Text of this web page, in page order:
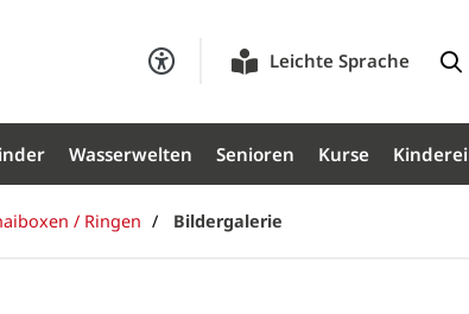
Leichte Sprache
Wasserwelten Senioren Kurse
/ Ringen Bildergalerie